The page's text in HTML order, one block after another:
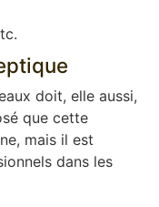
doit, elle aussi,
que cette
mais il est
dans les